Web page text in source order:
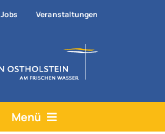
Jobs Veranstaltungen
Menü